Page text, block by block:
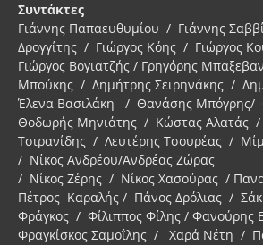
Συντάκτες
Γιάννης Παπαευθυμίου / Γιάννης
Δρογγίτης / Γιώργος Κόης / Γιώργος
Γιώργος Βογιατζής / Γρηγόρης
Μπούκης / Δημήτρης Σειρηνάκης /
Έλενα Βασιλάκη / Θανάσης
Θοδωρής Μηνιάτης / Κώστας Αλατάς
Τσιρανίδης / Λευτέρης Τσουρέας /
/ Νίκος Ανδρέου/Ανδρέας Ζώρας
/ Νίκος Ζέρης / Νίκος Χασούρας /
Πέτρος Καραλής / Πάνος Δρόλιας /
Φράγκος / Φίλιππος Φίλης / Φανούρης
Φραγκίσκος Σαμοΐλης / Χαρά Νέτη /